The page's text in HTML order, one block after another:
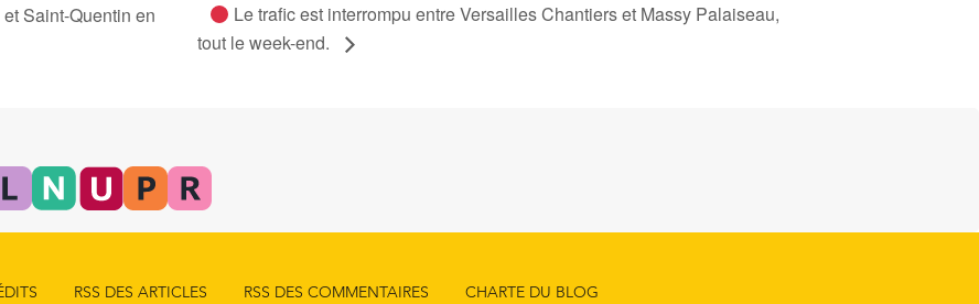
Saint-Quentin en
Le trafic est interrompu entre Versailles Chantiers et Massy Palaiseau,
tout le week-end.
RSS DES ARTICLES RSS DES COMMENTAIRES CHARTE DU BLOG